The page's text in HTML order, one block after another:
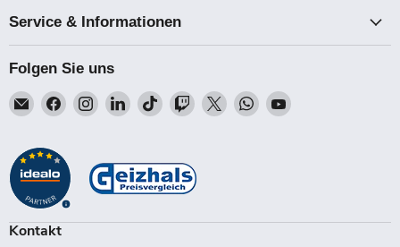
Service & Informationen
Folgen Sie uns
Email
Talk-
Finden
Sie
auf
Facebook
Finden
Sie
auf
Instagram
Finden
Sie
auf
LinkedIn
Finden
Sie
auf
TikTok
Finden
Sie
Twitch
Finden
Sie
Finden
Sie
Finden
Kontakt